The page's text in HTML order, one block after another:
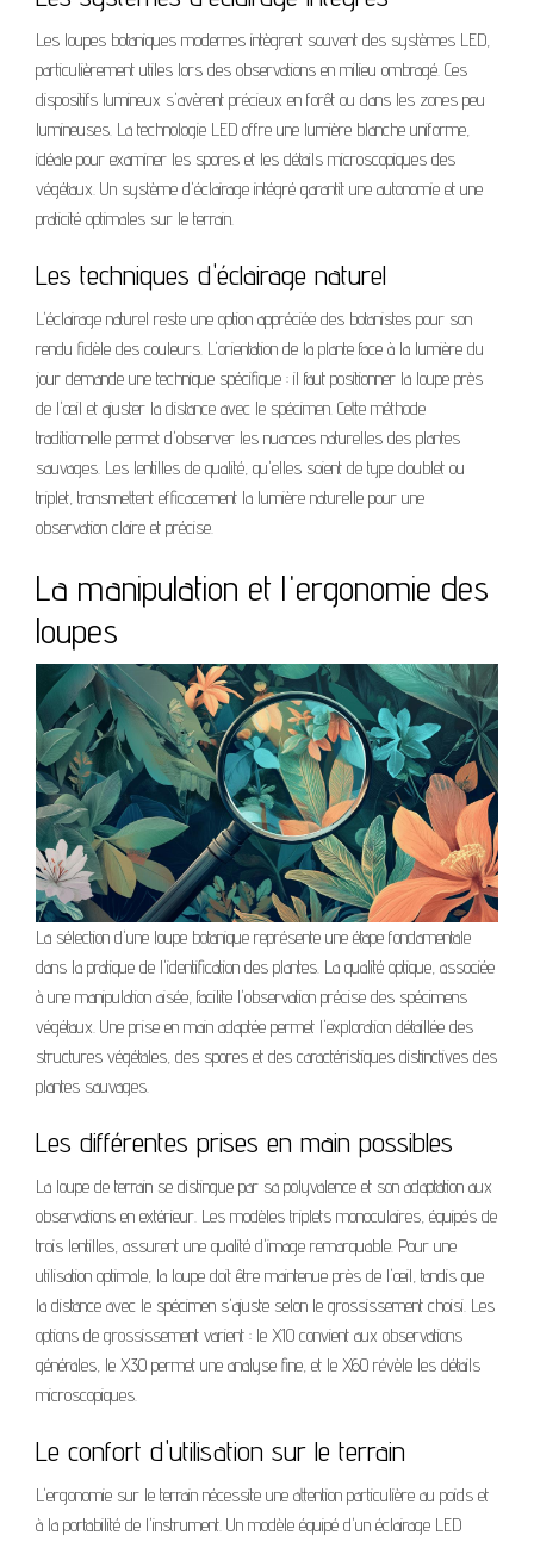
Les loupes botaniques modernes intègrent souvent des systèmes LED,
particulièrement utiles lors des observations en milieu ombragé. Ces
dispositifs lumineux s'avèrent précieux en forêt ou dans les zones peu
lumineuses. La technologie LED offre une lumière blanche uniforme,
idéale pour examiner les spores et les détails microscopiques des
végétaux. Un système d'éclairage intégré garantit une autonomie et une
praticité optimales sur le terrain.
Les techniques d'éclairage naturel
L'éclairage naturel reste une option appréciée des botanistes pour son
rendu fidèle des couleurs. L'orientation de la plante face à la lumière du
jour demande une technique spécifique : il faut positionner la loupe près
de l'œil et ajuster la distance avec le spécimen. Cette méthode
traditionnelle permet d'observer les nuances naturelles des plantes
sauvages. Les lentilles de qualité, qu'elles soient de type doublet ou
triplet, transmettent efficacement la lumière naturelle pour une
observation claire et précise.
La manipulation et l'ergonomie des
loupes
La sélection d'une loupe botanique représente une étape fondamentale
dans la pratique de l'identification des plantes. La qualité optique, associée
à une manipulation aisée, facilite l'observation précise des spécimens
végétaux. Une prise en main adaptée permet l'exploration détaillée des
structures végétales, des spores et des caractéristiques distinctives des
plantes sauvages.
Les différentes prises en main possibles
La loupe de terrain se distingue par sa polyvalence et son adaptation aux
observations en extérieur. Les modèles triplets monoculaires, équipés de
trois lentilles, assurent une qualité d'image remarquable. Pour une
utilisation optimale, la loupe doit être maintenue près de l'œil, tandis que
la distance avec le spécimen s'ajuste selon le grossissement choisi. Les
options de grossissement varient : le X10 convient aux observations
générales, le X30 permet une analyse fine, et le X60 révèle les détails
microscopiques.
Le confort d'utilisation sur le terrain
L'ergonomie sur le terrain nécessite une attention particulière au poids et
à la portabilité de l'instrument. Un modèle équipé d'un éclairage LED